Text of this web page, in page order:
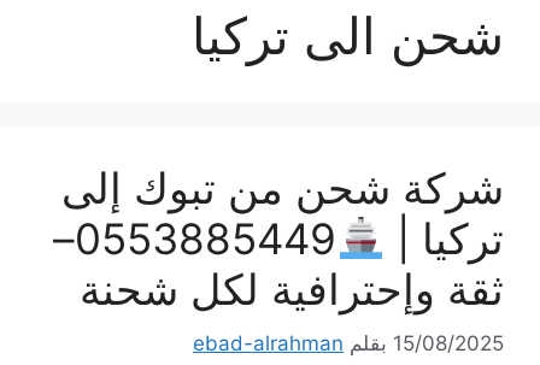
شحن الى تركيا
شركة شحن من تبوك إلى
تركيا |
0553885449–
ثقة وإحترافية لكل شحنة
15/08/2025 بقلم ebad-alrahman